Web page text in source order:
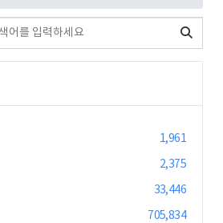
1,961
2,375
33,446
705,834